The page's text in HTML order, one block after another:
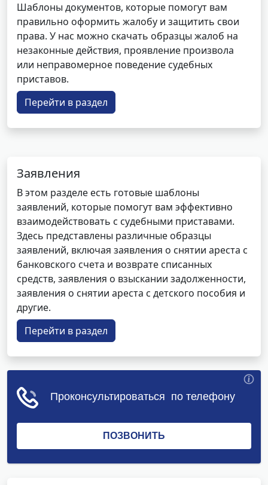
Шаблоны документов, которые помогут вам
правильно оформить жалобу и защитить свои
права. У нас можно скачать образцы жалоб на
незаконные действия, проявление произвола
или неправомерное поведение судебных
приставов.
Перейти в раздел
Заявления
В этом разделе есть готовые шаблоны
заявлений, которые помогут вам эффективно
взаимодействовать с судебными приставами.
Здесь представлены различные образцы
заявлений, включая заявления о снятии ареста с
банковского счета и возврате списанных
средств, заявления о взыскании задолженности,
заявления о снятии ареста с детского пособия и
другие.
Перейти в раздел